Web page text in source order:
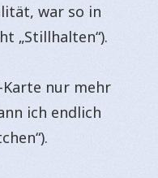
war so in
„Stillhalten“).
Karte nur mehr
ich endlich